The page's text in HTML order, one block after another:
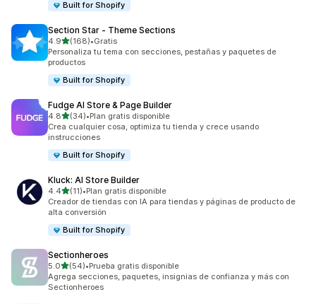
Built for Shopify
Section Star ‑ Theme Sections
4.9de 5 estrellas
(168)
168 reseñas en total
•Gratis
Personaliza tu tema con secciones, pestañas y paquetes de
productos
Built for Shopify
Fudge AI Store & Page Builder
4.8de 5 estrellas
(34)
34 reseñas en total
•Plan gratis disponible
Crea cualquier cosa, optimiza tu tienda y crece usando
instrucciones
Built for Shopify
Kluck: AI Store Builder
4.4de 5 estrellas
(11)
11 reseñas en total
•Plan gratis disponible
Creador de tiendas con IA para tiendas y páginas de producto de
alta conversión
Built for Shopify
Sectionheroes
5.0de 5 estrellas
(54)
54 reseñas en total
•Prueba gratis disponible
Agrega secciones, paquetes, insignias de confianza y más con
Sectionheroes